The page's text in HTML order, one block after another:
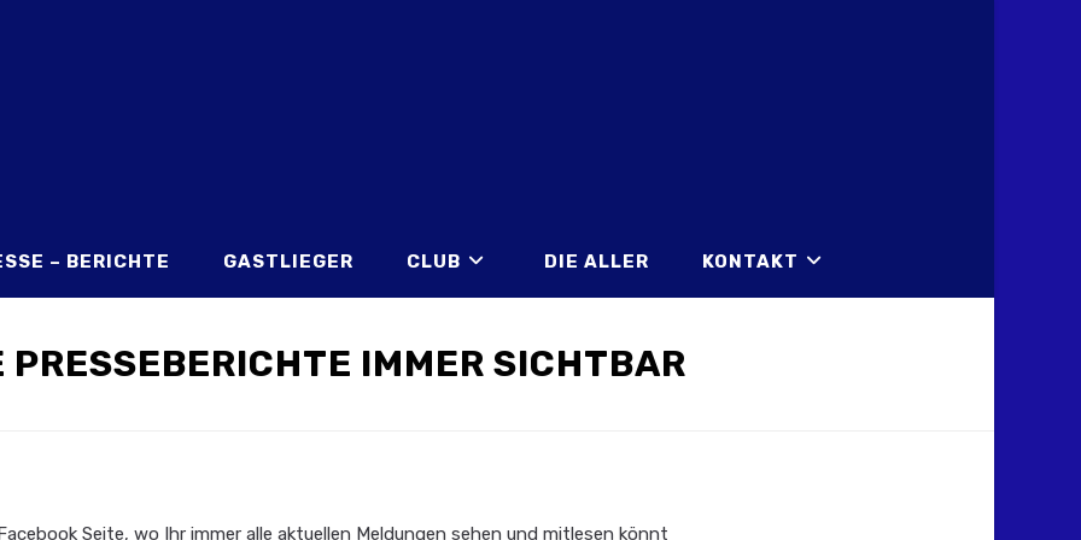
– BERICHTE GASTLIEGER CLUB DIE ALLER KONTAKT
PRESSEBERICHTE IMMER SICHTBAR
Seite, wo Ihr immer alle aktuellen Meldungen sehen und mitlesen könnt